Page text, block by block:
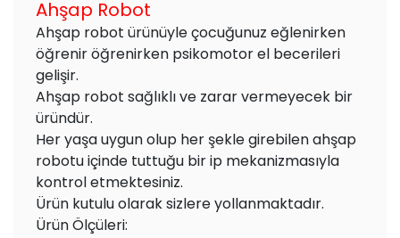
Ahşap Robot
Ahşap robot ürünüyle çocuğunuz eğlenirken
öğrenir öğrenirken psikomotor el becerileri
gelişir.
Ahşap robot sağlıklı ve zarar vermeyecek bir
üründür.
Her yaşa uygun olup her şekle girebilen ahşap
robotu içinde tuttuğu bir ip mekanizmasıyla
kontrol etmektesiniz.
Ürün kutulu olarak sizlere yollanmaktadır.
Ürün Ölçüleri: